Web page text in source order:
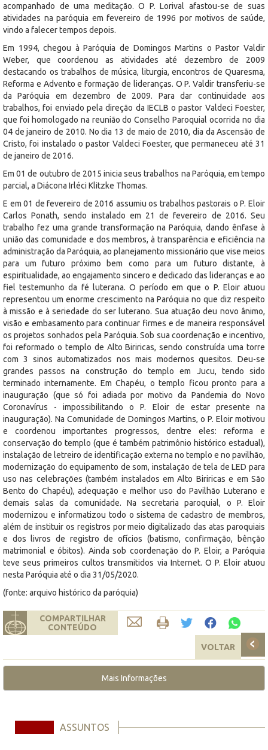
acompanhado de uma meditação. O P. Lorival afastou-se de suas
atividades na paróquia em fevereiro de 1996 por motivos de saúde,
vindo a falecer tempos depois.
Em 1994, chegou à Paróquia de Domingos Martins o Pastor Valdir
Weber, que coordenou as atividades até dezembro de 2009
destacando os trabalhos de música, liturgia, encontros de Quaresma,
Reforma e Advento e formação de lideranças. O P. Valdir transferiu-se
da Paróquia em dezembro de 2009. Para dar continuidade aos
trabalhos, foi enviado pela direção da IECLB o pastor Valdeci Foester,
que foi homologado na reunião do Conselho Paroquial ocorrida no dia
04 de janeiro de 2010. No dia 13 de maio de 2010, dia da Ascensão de
Cristo, foi instalado o pastor Valdeci Foester, que permaneceu até 31
de janeiro de 2016.
Em 01 de outubro de 2015 inicia seus trabalhos na Paróquia, em tempo
parcial, a Diácona Irléci Klitzke Thomas.
E em 01 de fevereiro de 2016 assumiu os trabalhos pastorais o P. Eloir
Carlos Ponath, sendo instalado em 21 de fevereiro de 2016. Seu
trabalho fez uma grande transformação na Paróquia, dando ênfase à
união das comunidade e dos membros, à transparência e eficiência na
administração da Paróquia, ao planejamento missionário que vise meios
para um futuro próximo bem como para um futuro distante, à
espiritualidade, ao engajamento sincero e dedicado das lideranças e ao
fiel testemunho da fé luterana. O período em que o P. Eloir atuou
representou um enorme crescimento na Paróquia no que diz respeito
à missão e à seriedade do ser luterano. Sua atuação deu novo ânimo,
visão e embasamento para continuar firmes e de maneira responsável
os projetos sonhados pela Paróquia. Sob sua coordenação e incentivo,
foi reformado o templo de Alto Biriricas, sendo construída uma torre
com 3 sinos automatizados nos mais modernos quesitos. Deu-se
grandes passos na construção do templo em Jucu, tendo sido
terminado internamente. Em Chapéu, o templo ficou pronto para a
inauguração (que só foi adiada por motivo da Pandemia do Novo
Coronavírus - impossibilitando o P. Eloir de estar presente na
inauguração). Na Comunidade de Domingos Martins, o P. Eloir motivou
e coordenou importantes progressos, dentre eles: reforma e
conservação do templo (que é também patrimônio histórico estadual),
instalação de letreiro de identificação externa no templo e no pavilhão,
modernização do equipamento de som, instalação de tela de LED para
uso nas celebrações (também instalados em Alto Biriricas e em São
Bento do Chapéu), adequação e melhor uso do Pavilhão Luterano e
demais salas da comunidade. Na secretaria paroquial, o P. Eloir
modernizou e informatizou todo o sistema de cadastro de membros,
além de instituir os registros por meio digitalizado das atas paroquiais
e dos livros de registro de ofícios (batismo, confirmação, bênção
matrimonial e óbitos). Ainda sob coordenação do P. Eloir, a Paróquia
teve seus primeiros cultos transmitidos via Internet. O P. Eloir atuou
nesta Paróquia até o dia 31/05/2020.
(fonte: arquivo histórico da paróquia)
COMPARTILHAR
CONTEÚDO
VOLTAR
Mais Informações
ASSUNTOS